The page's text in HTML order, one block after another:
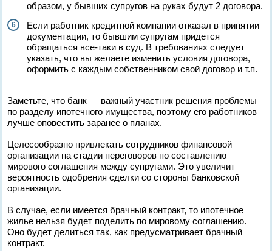
образом, у бывших супругов на руках будут 2 договора.
Если работник кредитной компании отказал в принятии
документации, то бывшим супругам придется
обращаться все-таки в суд. В требованиях следует
указать, что вы желаете изменить условия договора,
оформить с каждым собственником свой договор и т.п.
Заметьте, что банк — важный участник решения проблемы
по разделу ипотечного имущества, поэтому его работников
лучше оповестить заранее о планах.
Целесообразно привлекать сотрудников финансовой
организации на стадии переговоров по составлению
мирового соглашения между супругами. Это увеличит
вероятность одобрения сделки со стороны банковской
организации.
В случае, если имеется брачный контракт, то ипотечное
жилье нельзя будет поделить по мировому соглашению.
Оно будет делиться так, как предусматривает брачный
контракт.